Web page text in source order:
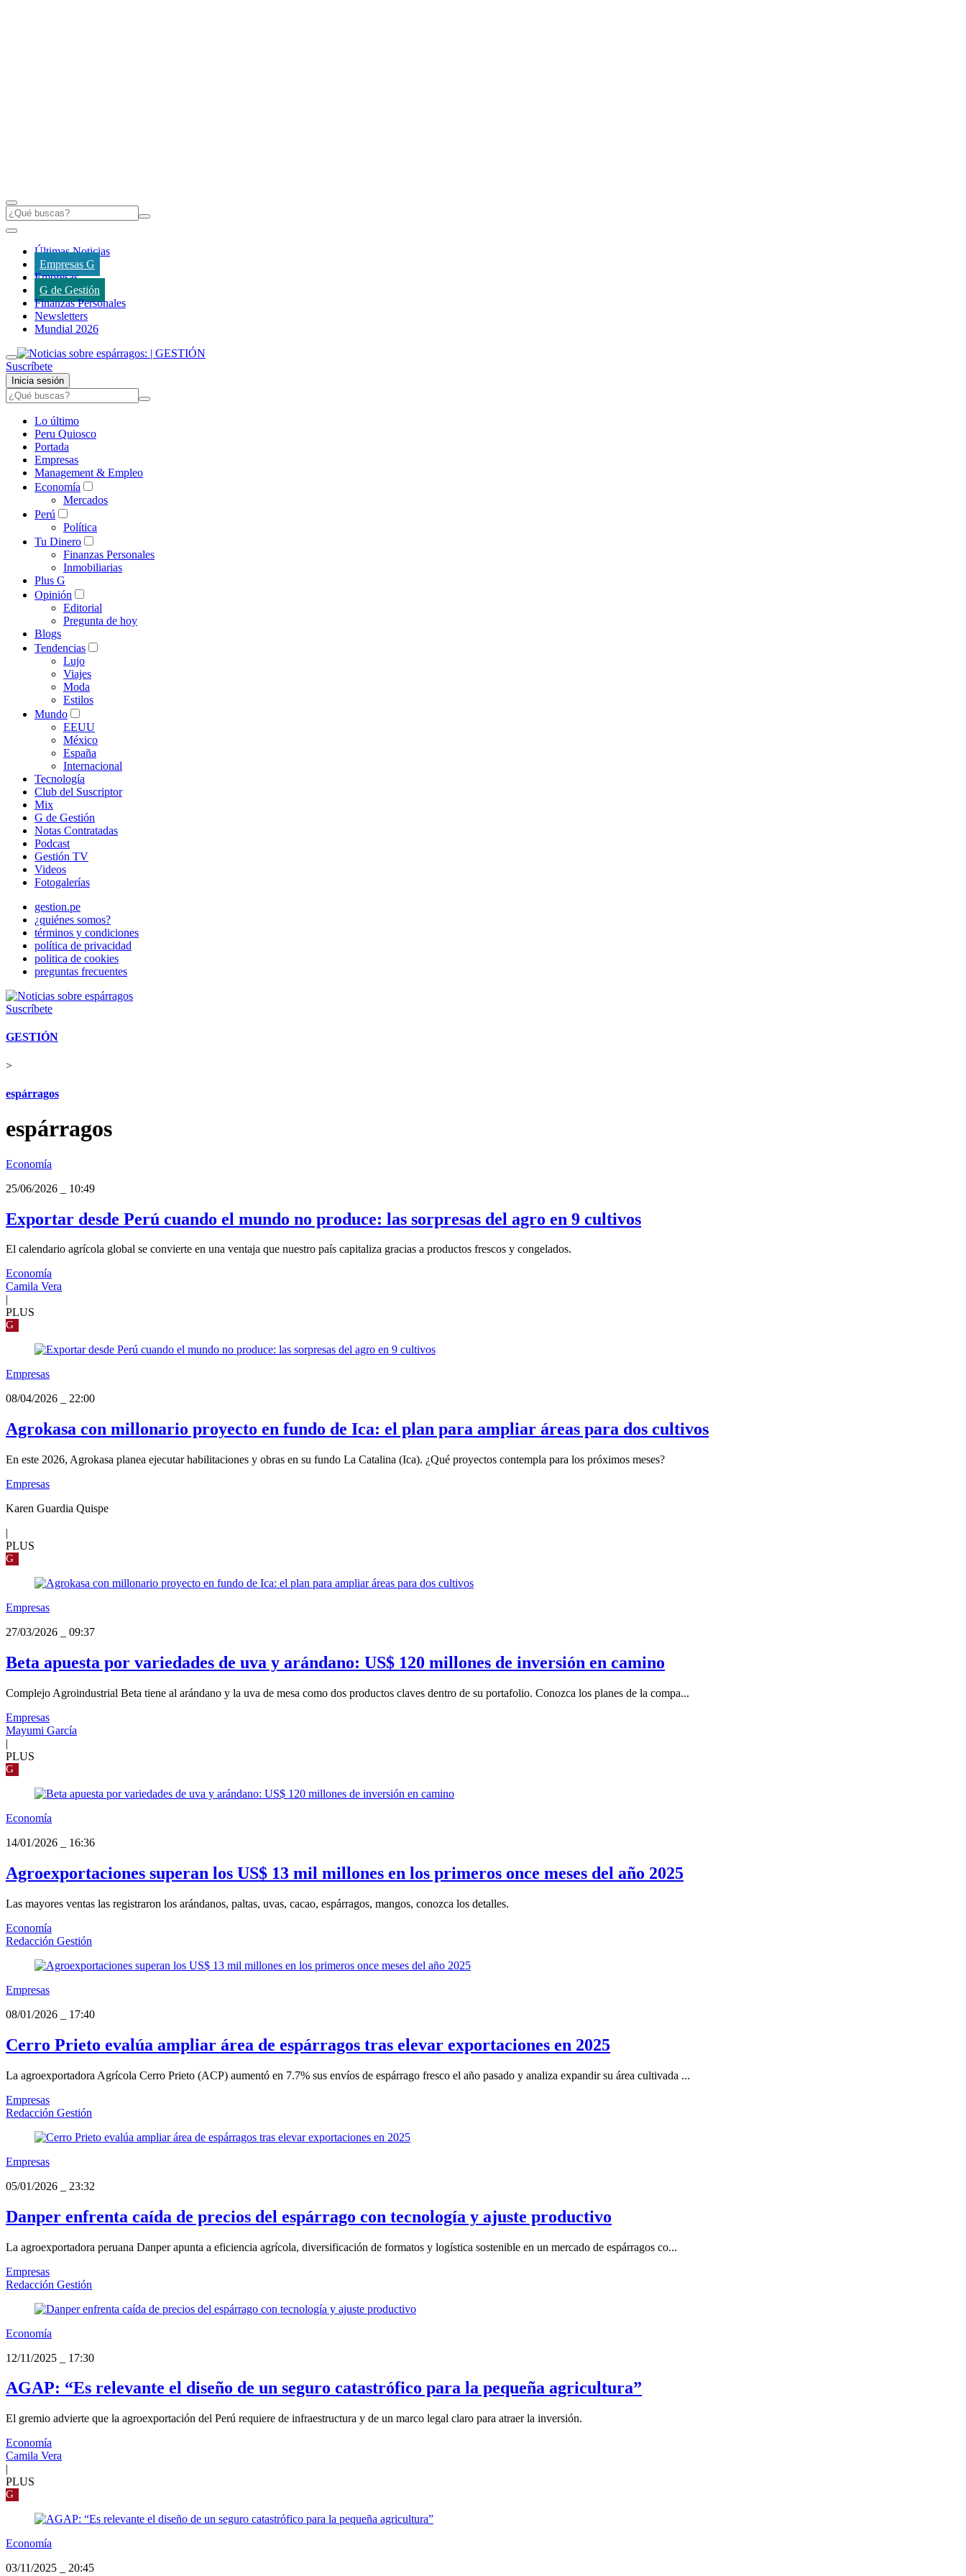
Últimas Noticias
Empresas G
Empresas
G de Gestión
Finanzas Personales
Newsletters
Mundial 2026
Suscríbete
Inicia sesión
Lo último
Peru Quiosco
Portada
Empresas
Management & Empleo
Economía
Mercados
Perú
Política
Tu Dinero
Finanzas Personales
Inmobiliarias
Plus G
Opinión
Editorial
Pregunta de hoy
Blogs
Tendencias
Lujo
Viajes
Moda
Estilos
Mundo
EEUU
México
España
Internacional
Tecnología
Club del Suscriptor
Mix
G de Gestión
Notas Contratadas
Podcast
Gestión TV
Videos
Fotogalerías
gestion.pe
¿quiénes somos?
términos y condiciones
política de privacidad
politica de cookies
preguntas frecuentes
Suscríbete
GESTIÓN
>
espárragos
espárragos
Economía
25/06/2026
10:49
Exportar desde Perú cuando el mundo no produce: las sorpresas del agro en 9 cultivos
El calendario agrícola global se convierte en una ventaja que nuestro país capitaliza gracias a productos frescos y congelados.
Economía
Camila Vera
PLUS
G
Empresas
08/04/2026
22:00
Agrokasa con millonario proyecto en fundo de Ica: el plan para ampliar áreas para dos cultivos
En este 2026, Agrokasa planea ejecutar habilitaciones y obras en su fundo La Catalina (Ica). ¿Qué proyectos contempla para los próximos meses?
Empresas
Karen Guardia Quispe
|
PLUS
G
Empresas
27/03/2026
09:37
Beta apuesta por variedades de uva y arándano: US$ 120 millones de inversión en camino
Complejo Agroindustrial Beta tiene al arándano y la uva de mesa como dos productos claves dentro de su portafolio. Conozca los planes de la compa...
Empresas
Mayumi García
|
PLUS
G
Economía
14/01/2026
16:36
Agroexportaciones superan los US$ 13 mil millones en los primeros once meses del año 2025
Las mayores ventas las registraron los arándanos, paltas, uvas, cacao, espárragos, mangos, conozca los detalles.
Economía
Redacción Gestión
Empresas
08/01/2026
17:40
Cerro Prieto evalúa ampliar área de espárragos tras elevar exportaciones en 2025
La agroexportadora Agrícola Cerro Prieto (ACP) aumentó en 7.7% sus envíos de espárrago fresco el año pasado y analiza expandir su área cultivada ...
Empresas
Redacción Gestión
Empresas
05/01/2026
23:32
Danper enfrenta caída de precios del espárrago con tecnología y ajuste productivo
La agroexportadora peruana Danper apunta a eficiencia agrícola, diversificación de formatos y logística sostenible en un mercado de espárragos co...
Empresas
Redacción Gestión
Economía
12/11/2025
17:30
AGAP: “Es relevante el diseño de un seguro catastrófico para la pequeña agricultura”
El gremio advierte que la agroexportación del Perú requiere de infraestructura y de un marco legal claro para atraer la inversión.
Economía
Camila Vera
|
PLUS
G
Economía
03/11/2025
20:45